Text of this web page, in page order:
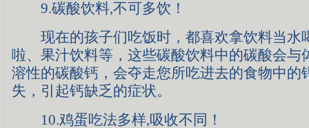
9.碳酸饮料,不可多饮！
现在的孩子们吃饭时，都喜欢拿饮料当水
啦、果汁饮料等，这些碳酸饮料中的碳酸会与
溶性的碳酸钙，会夺走您所吃进去的食物中的
失，引起钙缺乏的症状。
10.鸡蛋吃法多样,吸收不同！